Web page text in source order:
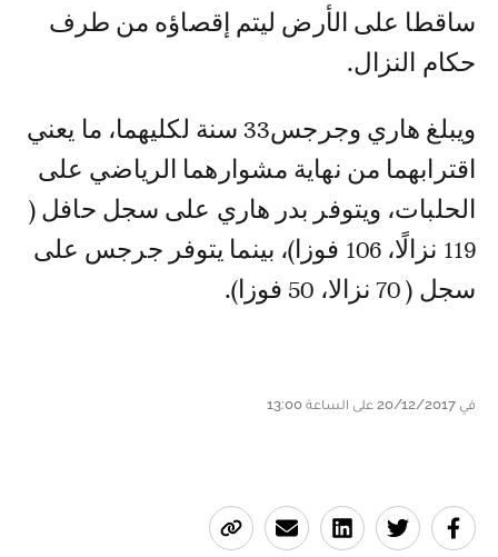
ساقطا على الأرض ليتم إقصاؤه من طرف
حكام النزال.
ويبلغ هاري وجرجس33 سنة لكليهما، ما يعني
اقترابهما من نهاية مشوارهما الرياضي على
الحلبات، ويتوفر بدر هاري على سجل حافل (
119 نزالًا، 106 فوزا)، بينما يتوفر جرجس على
سجل ( 70 نزالا، 50 فوزا).
في 20/12/2017 على الساعة 13:00